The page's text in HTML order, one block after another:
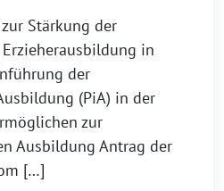
Stärkung der
in
der
(PiA) in der
zur
Ausbildung Antrag der
[…]